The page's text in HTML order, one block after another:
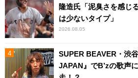
隆造氏「泥臭さを感じ
は少ないタイプ」
2026.08.05
SUPER BEAVER・渋
JAPAN』でB’zの歌声